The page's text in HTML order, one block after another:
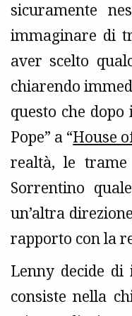
sicuramente
immaginare di
aver scelto
chiarendo
questo che
Pope” a “House
realtà, le trame
Sorrentino quale
un’altra
rapporto con la
Lenny decide di
consiste nella